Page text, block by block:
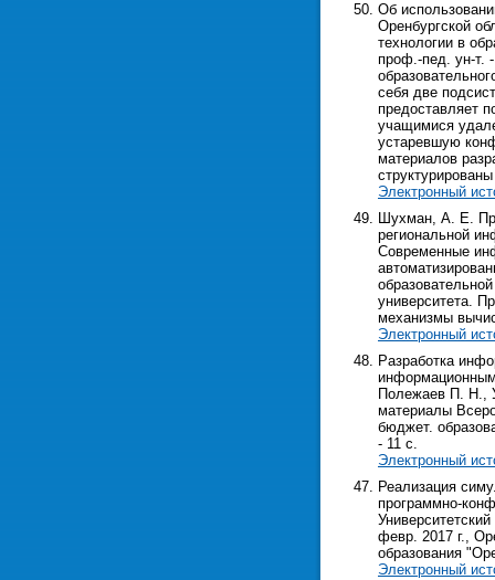
Об
Оренбургской
технологии в
проф.-пед. ун-т.
себя две
предоставляет
учащимися
устаревшую
материалов
Электронный
Шухман, А. Е.
региональной
Современные
университета.
механизмы
Электронный
Разработка
Полежаев П. Н.,
материалы
бюджет.
- 11 с.
Электронный
Реализация
программно-
февр. 2017 г.,
образования
Электронный